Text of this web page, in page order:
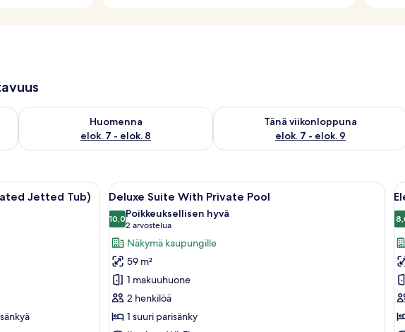
- elok. 7
Huomenna
elok. 7 - elok. 8
Tarkista huomisen saatavuus elok. 7 - elok. 8
Tänä viikonloppuna
elok. 7 - elok. 9
Tarkista tämän viikonlopun saatavuus
jossa on suuri sänky, seinälle asennettu televisio ja ovi parvekkeelle.
Jetted Tub)
Avaa
kaikki
huonetyypin
Deluxe
Suite
With
Private
Pool
kuvat
Aurinkoinen, äärettömän suuri uima-
18
Deluxe Suite With Private Pool
10,010,0 kautta 10
Poikkeuksellisen hyvä
2 arvostelua
(2
arvostelua)
Näkymä kaupungille
59 m²
1 makuuhuone
2 henkilöä
1 suuri parisänky